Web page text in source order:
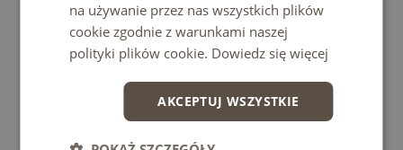
odkładania ciężkich przedmiotów.
na używanie przez nas wszystkich plików
cookie zgodnie z warunkami naszej
polityki plików cookie. Dowiedz się więcej
AKCEPTUJ WSZYSTKIE